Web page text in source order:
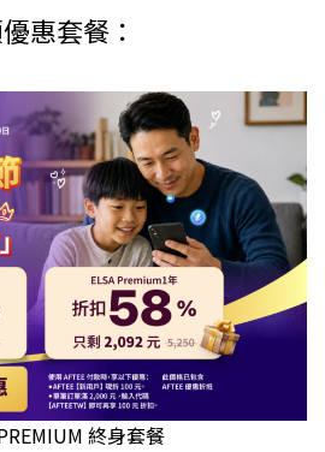
惠套餐：
終身套餐